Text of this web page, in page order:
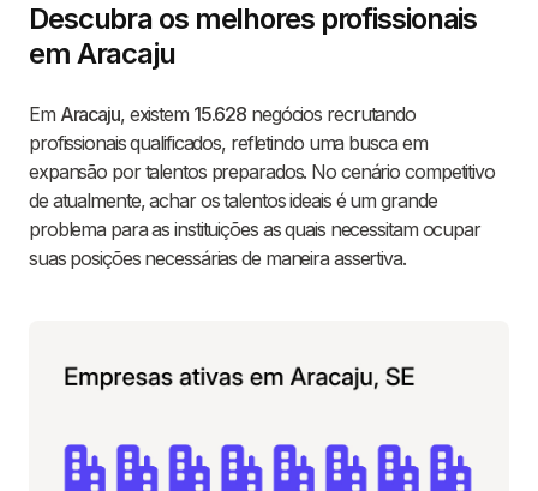
Descubra os melhores profissionais
em Aracaju
Em Aracaju, existem 15.628 negócios recrutando
profissionais qualificados, refletindo uma busca em
expansão por talentos preparados. No cenário competitivo
de atualmente, achar os talentos ideais é um grande
problema para as instituições as quais necessitam ocupar
suas posições necessárias de maneira assertiva.